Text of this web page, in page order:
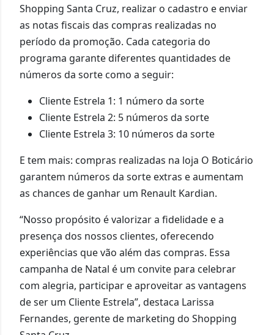
Shopping Santa Cruz, realizar o cadastro e enviar
as notas fiscais das compras realizadas no
período da promoção. Cada categoria do
programa garante diferentes quantidades de
números da sorte como a seguir:
Cliente Estrela 1: 1 número da sorte
Cliente Estrela 2: 5 números da sorte
Cliente Estrela 3: 10 números da sorte
E tem mais: compras realizadas na loja O Boticário
garantem números da sorte extras e aumentam
as chances de ganhar um Renault Kardian.
“Nosso propósito é valorizar a fidelidade e a
presença dos nossos clientes, oferecendo
experiências que vão além das compras. Essa
campanha de Natal é um convite para celebrar
com alegria, participar e aproveitar as vantagens
de ser um Cliente Estrela”, destaca Larissa
Fernandes, gerente de marketing do Shopping